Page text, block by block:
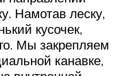
Намотав леску,
кусочек,
Мы закрепляем
канавке,